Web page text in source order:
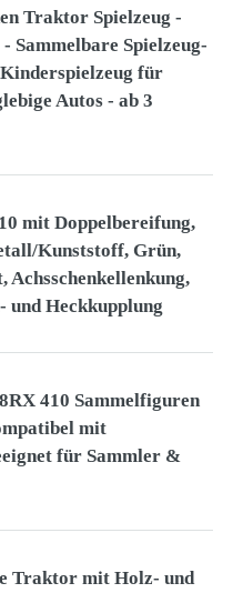
Traktor Spielzeug -
Spielzeug-
für
Autos - ab 3
mit Doppelbereifung,
Kunststoff, Grün,
Achsschenkellenkung,
und Heckkupplung
410 Sammelfiguren
mit
für Sammler &
Traktor mit Holz- und